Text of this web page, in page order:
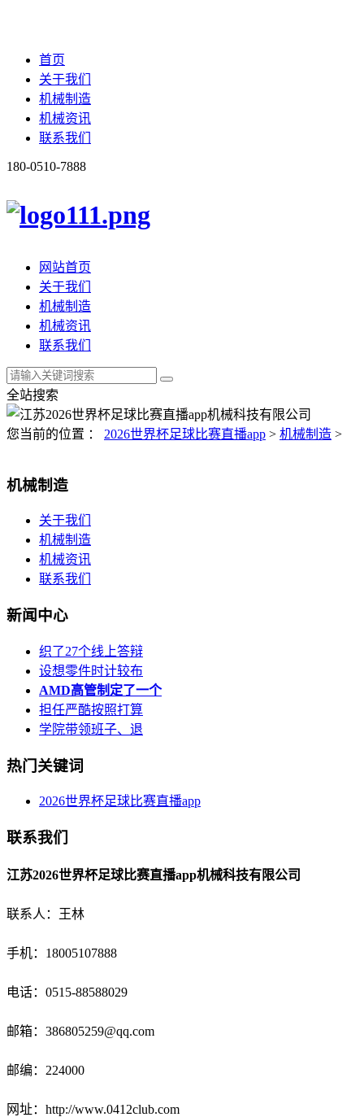
首页
关于我们
机械制造
机械资讯
联系我们
180-0510-7888
网站首页
关于我们
机械制造
机械资讯
联系我们
全站搜索
您当前的位置 ： 2026世界杯足球比赛直播app > 机械制造 >
机械制造
关于我们
机械制造
机械资讯
联系我们
新闻中心
织了27个线上答辩
设想零件时计较布
AMD高管制定了一个
担任严酷按照打算
学院带领班子、退
热门关键词
2026世界杯足球比赛直播app
联系我们
江苏2026世界杯足球比赛直播app机械科技有限公司
联系人：王林
手机：18005107888
电话： 0515-88588029
邮箱： 386805259@qq.com
邮编：224000
网址：http://www.0412club.com